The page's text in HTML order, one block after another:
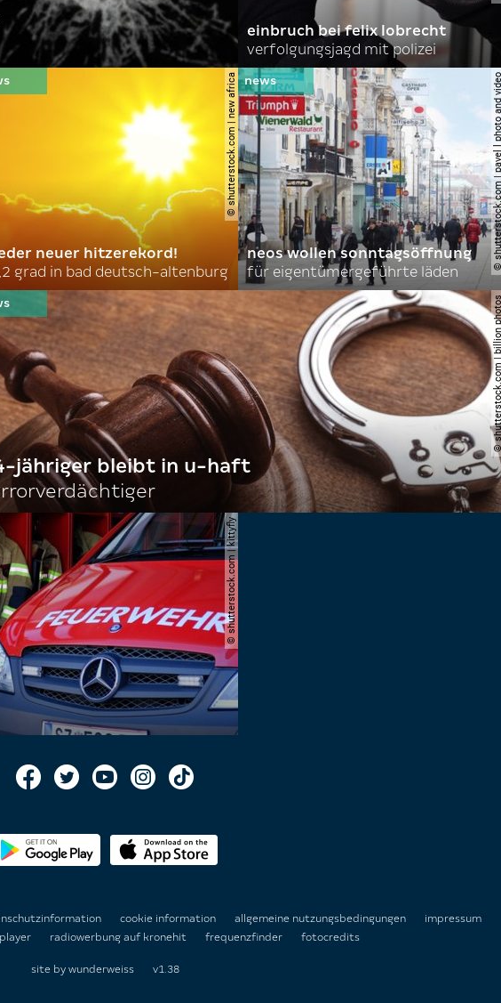
einbruch bei felix lobrecht
verfolgungsjagd mit polizei
© shutterstock.com | new africa
neuer hitzerekord!
grad in bad deutsch-altenburg
©
neos wollen sonntagsöffnung
für eigentümergeführte läden
©
jähriger bleibt in u-haft
© shutterstock.com | kittyfly
cookie information allgemeine nutzungsbedingungen
impressum
radiowerbung auf kronehit frequenzfinder fotocredits
site by wunderweiss v1.38